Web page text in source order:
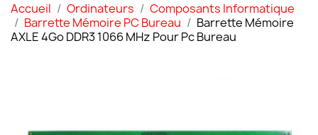
Accueil Ordinateurs
Composants Informatique
Barrette Mémoire PC Bureau
Barrette Mémoire
AXLE 4Go DDR3 1066 MHz Pour Pc Bureau